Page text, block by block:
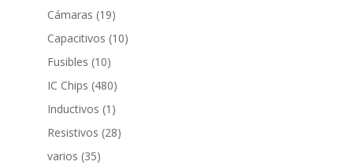
Cámaras 1919
productos
Capacitivos 1010
Fusibles 1010
productos
IC Chips 480480
productos
Inductivos 1 1
producto
Resistivos 2828
varios 3535